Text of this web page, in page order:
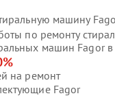
машину
по ремонту
машин Fagor в
на ремонт
Fagor